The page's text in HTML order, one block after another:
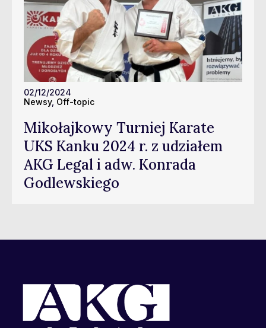
02/12/2024
Newsy, Off-topic
Mikołajkowy Turniej Karate
UKS Kanku 2024 r. z udziałem
AKG Legal i adw. Konrada
Godlewskiego